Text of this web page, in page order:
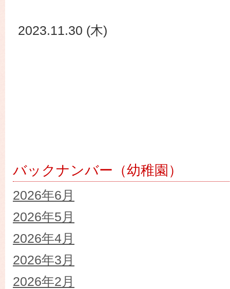
2023.11.30 (木)
バックナンバー（幼稚園）
2026年6月
2026年5月
2026年4月
2026年3月
2026年2月